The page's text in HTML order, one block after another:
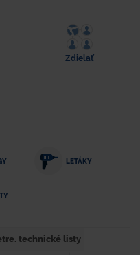
Zdielať
LETÁKY
technické listy